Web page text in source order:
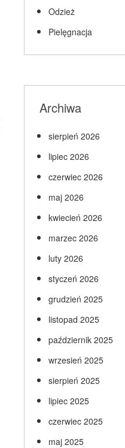
Odzież
Pielęgnacja
Archiwa
sierpień 2026
lipiec 2026
czerwiec 2026
maj 2026
kwiecień 2026
marzec 2026
luty 2026
styczeń 2026
grudzień 2025
listopad 2025
październik 2025
wrzesień 2025
sierpień 2025
lipiec 2025
czerwiec 2025
maj 2025